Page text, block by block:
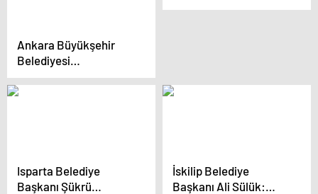
Ankara Büyükşehir
Belediyesi
Beştepe’deki Atıl Spor
Alanını Yeniden
mesajını eleştirdi
Isparta Belediye
Başkanı Şükrü
İskilip Belediye
Başkanı Ali Sülük: